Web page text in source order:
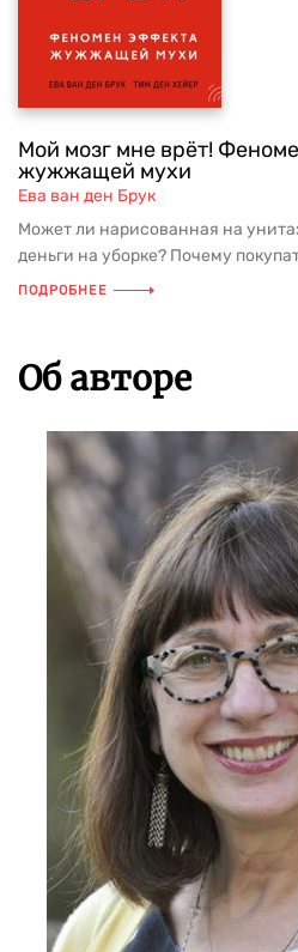
Мой мозг мне врёт!
жужжащей мухи
Ева ван ден Брук
Может ли нарисованная на
деньги на уборке? Почему
ПОДРОБНЕЕ
Об авторе